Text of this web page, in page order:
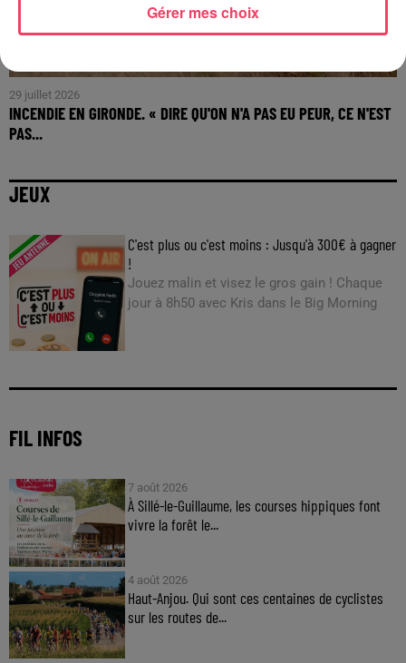
29 juillet 2026
INCENDIE EN GIRONDE. « DIRE QU'ON N'A PAS EU PEUR, CE N'EST
PAS...
JEUX
C'est plus ou c'est moins : Jusqu'à 300€ à gagner
!
Jouez malin et visez le gros gain ! Chaque
jour à 8h50 avec Kris dans le Big Morning
FIL INFOS
7 août 2026
À Sillé-le-Guillaume, les courses hippiques font
vivre la forêt le...
4 août 2026
Haut-Anjou. Qui sont ces centaines de cyclistes
sur les routes de...
Gérer mes choix